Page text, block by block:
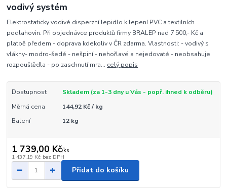
vodivý systém
Elektrostaticky vodivé disperzní lepidlo k lepení PVC a textilních
podlahovin. Při objednávce produktů firmy BRALEP nad 7 500,- Kč a
platbě předem - doprava kdekoliv v ČR zdarma. Vlastnosti: - vodivý s
vlákny- modro-šedé - nešpiní - nehořlavé a nejedovaté - neobsahuje
rozpouštědla - po zaschnutí mra... celý popis
Dostupnost
Skladem (za 1-3 dny u Vás - popř. ihned k odběru)
Měrná cena
144,92 Kč / kg
Balení
12 kg
1 739,00 Kč/ks
1 437,19 Kč bez DPH
Přidat do košíku